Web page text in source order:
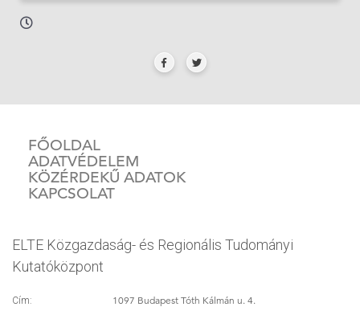
FŐOLDAL
ADATVÉDELEM
KÖZÉRDEKŰ ADATOK
KAPCSOLAT
ELTE Közgazdaság- és Regionális Tudományi
Kutatóközpont
Cím: 1097 Budapest Tóth Kálmán u. 4.